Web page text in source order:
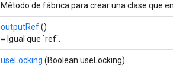
Método de fábrica para crear una clase que
outputRef()
= Igual que `ref`.
useLocking (Boolean useLocking)